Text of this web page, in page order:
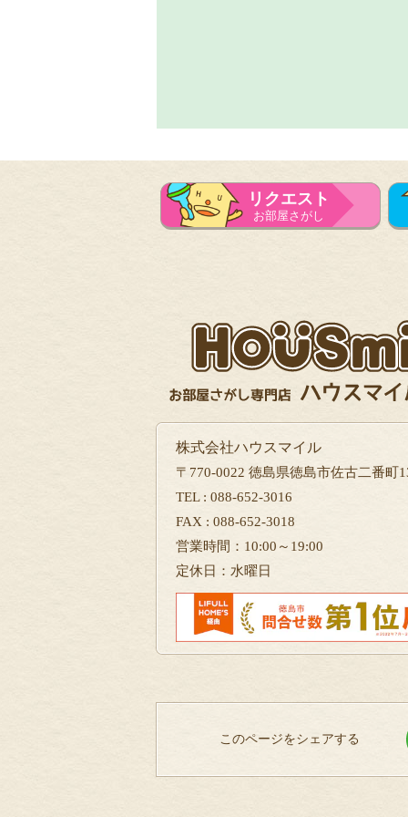
リクエスト
お部屋さがし
株式会社ハウスマイル
〒770-0022 徳島県徳島市佐古二番町
TEL : 088-652-3016
FAX : 088-652-3018
営業時間：10:00～19:00
定休日：水曜日
このページをシェアする